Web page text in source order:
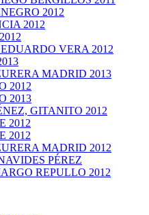
2012
2012
VERA 2012
MADRID 2013
2012
2013
GITANITO 2012
2012
2012
MADRID 2012
PÉREZ
REPULLO 2012